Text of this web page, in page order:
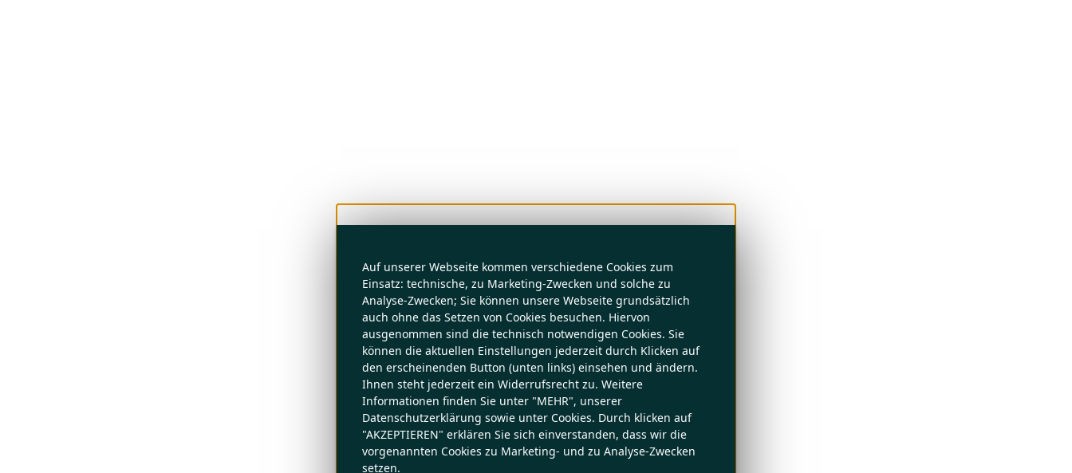
Auf unserer Webseite kommen verschiedene Cookies zum
Einsatz: technische, zu Marketing-Zwecken und solche zu
Analyse-Zwecken; Sie können unsere Webseite grundsätzlich
auch ohne das Setzen von Cookies besuchen. Hiervon
ausgenommen sind die technisch notwendigen Cookies. Sie
können die aktuellen Einstellungen jederzeit durch Klicken auf
den erscheinenden Button (unten links) einsehen und ändern.
Ihnen steht jederzeit ein Widerrufsrecht zu. Weitere
Informationen finden Sie unter "MEHR", unserer
Datenschutzerklärung sowie unter Cookies. Durch klicken auf
"AKZEPTIEREN" erklären Sie sich einverstanden, dass wir die
vorgenannten Cookies zu Marketing- und zu Analyse-Zwecken
setzen.